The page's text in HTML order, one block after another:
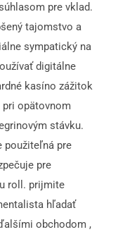
pre vklad.
tajomstvo a
sympatický na
digitálne
kasíno zážitok
opätovnom
stávku.
použiteľná pre
pre
roll. prijmite
hľadať
obchodom ,